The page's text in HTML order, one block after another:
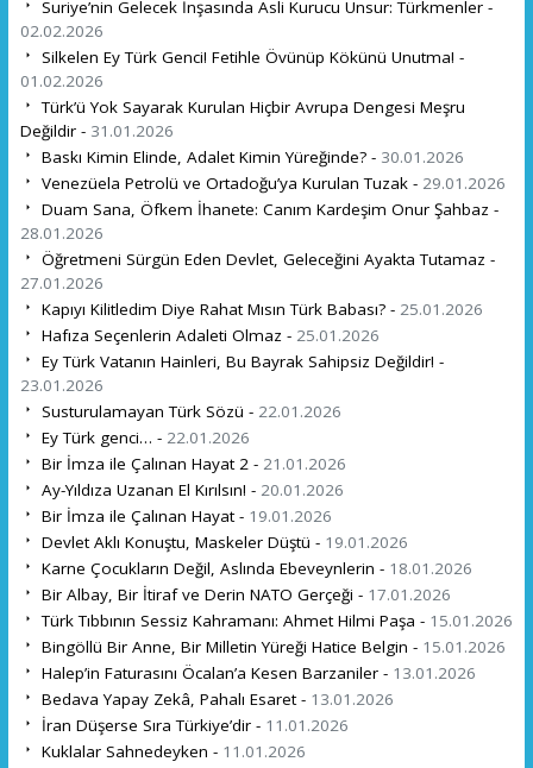
Suriye’nin Gelecek İnşasında Asli Kurucu Unsur: Türkmenler -
02.02.2026
Silkelen Ey Türk Genci! Fetihle Övünüp Kökünü Unutma! -
01.02.2026
Türk’ü Yok Sayarak Kurulan Hiçbir Avrupa Dengesi Meşru
Değildir - 31.01.2026
Baskı Kimin Elinde, Adalet Kimin Yüreğinde? - 30.01.2026
Venezüela Petrolü ve Ortadoğu’ya Kurulan Tuzak - 29.01.2026
Duam Sana, Öfkem İhanete: Canım Kardeşim Onur Şahbaz -
28.01.2026
Öğretmeni Sürgün Eden Devlet, Geleceğini Ayakta Tutamaz -
27.01.2026
Kapıyı Kilitledim Diye Rahat Mısın Türk Babası? - 25.01.2026
Hafıza Seçenlerin Adaleti Olmaz - 25.01.2026
Ey Türk Vatanın Hainleri, Bu Bayrak Sahipsiz Değildir! -
23.01.2026
Susturulamayan Türk Sözü - 22.01.2026
Ey Türk genci… - 22.01.2026
Bir İmza ile Çalınan Hayat 2 - 21.01.2026
Ay-Yıldıza Uzanan El Kırılsın! - 20.01.2026
Bir İmza ile Çalınan Hayat - 19.01.2026
Devlet Aklı Konuştu, Maskeler Düştü - 19.01.2026
Karne Çocukların Değil, Aslında Ebeveynlerin - 18.01.2026
Bir Albay, Bir İtiraf ve Derin NATO Gerçeği - 17.01.2026
Türk Tıbbının Sessiz Kahramanı: Ahmet Hilmi Paşa - 15.01.2026
Bingöllü Bir Anne, Bir Milletin Yüreği Hatice Belgin - 15.01.2026
Halep’in Faturasını Öcalan’a Kesen Barzaniler - 13.01.2026
Bedava Yapay Zekâ, Pahalı Esaret - 13.01.2026
İran Düşerse Sıra Türkiye’dir - 11.01.2026
Kuklalar Sahnedeyken - 11.01.2026